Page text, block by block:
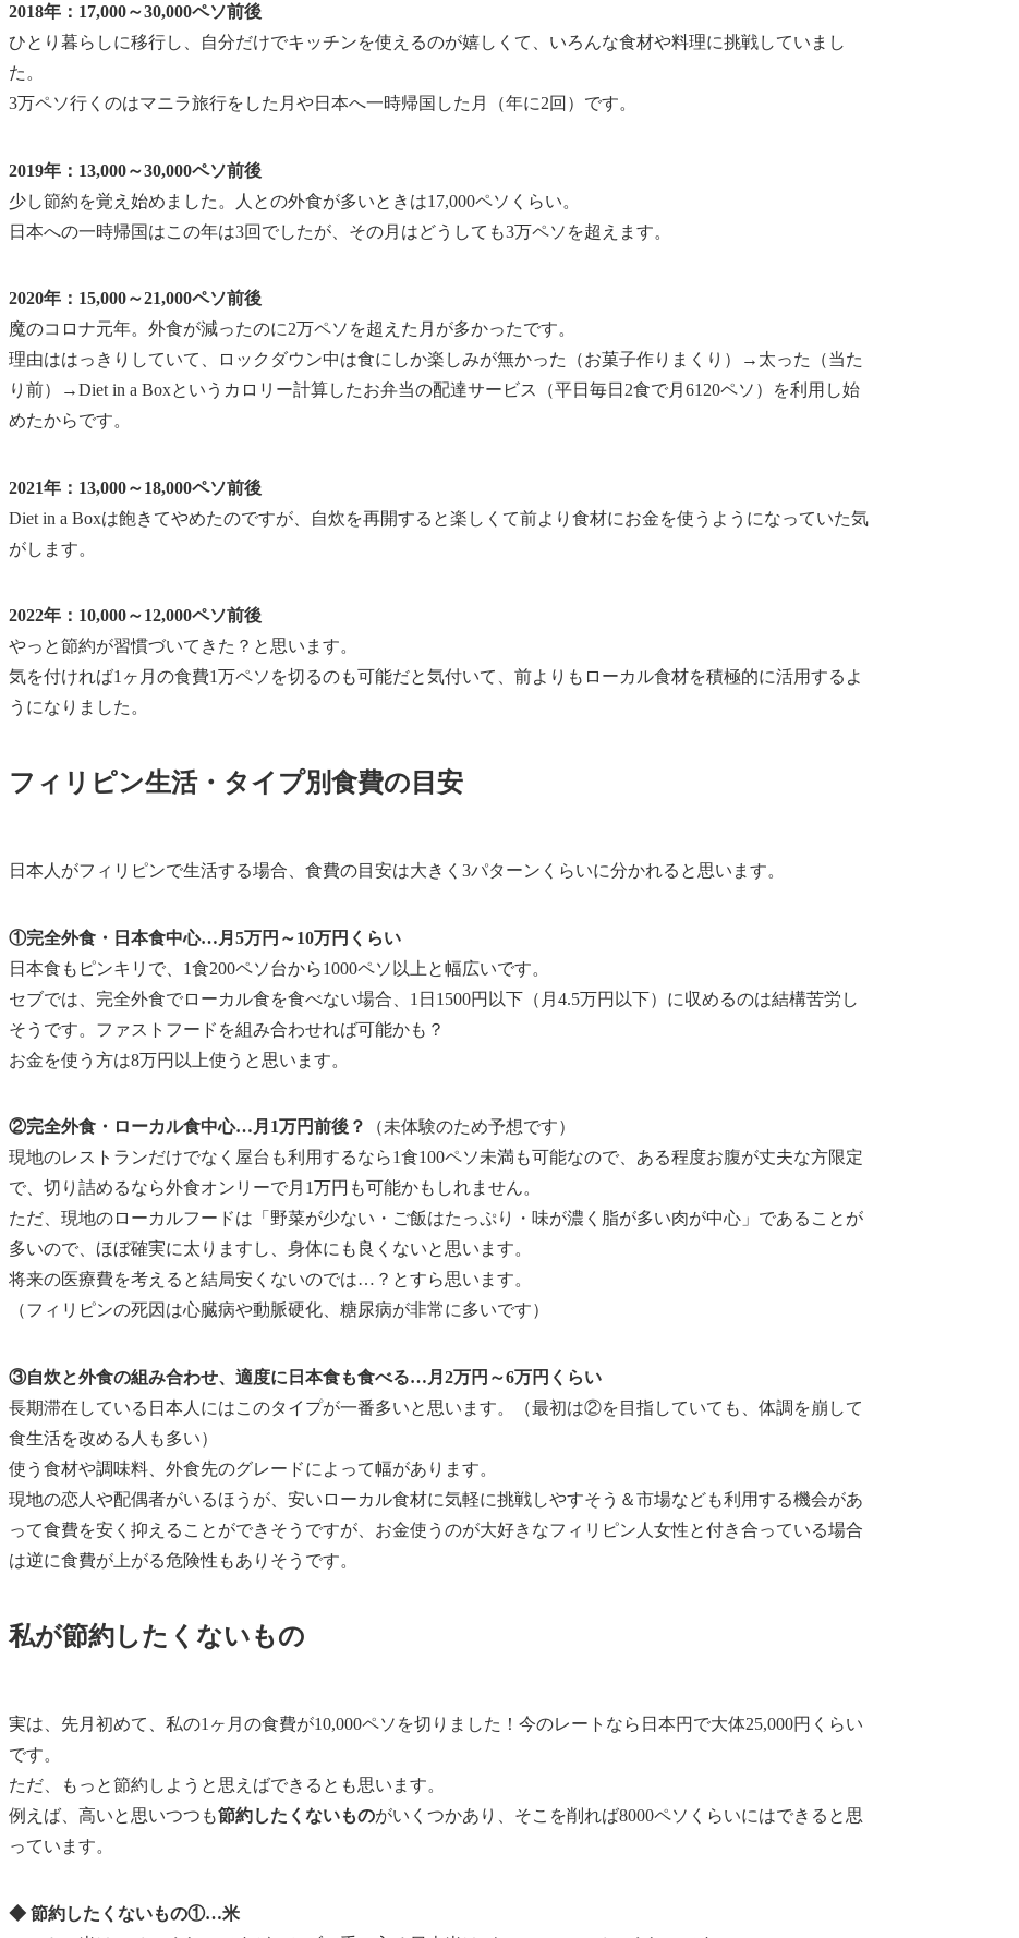
2018年：17,000～30,000ペソ前後
ひとり暮らしに移行し、自分だけでキッチンを使えるのが嬉しくて、いろんな食材や料理に挑戦していまし
た。
3万ペソ行くのはマニラ旅行をした月や日本へ一時帰国した月（年に2回）です。
2019年：13,000～30,000ペソ前後
少し節約を覚え始めました。人との外食が多いときは17,000ペソくらい。
日本への一時帰国はこの年は3回でしたが、その月はどうしても3万ペソを超えます。
2020年：15,000～21,000ペソ前後
魔のコロナ元年。外食が減ったのに2万ペソを超えた月が多かったです。
理由ははっきりしていて、ロックダウン中は食にしか楽しみが無かった
（お菓子作りまくり）→太った（当た
り前）→Diet in a Boxというカロリー計算したお弁当の配達サービス（平日毎日2食で月6120ペソ）を利用し始
めたからです。
2021年：13,000～18,000ペソ前後
Diet in a Boxは飽きてやめたのですが、自炊を再開すると楽しくて前より食材にお金を使うようになっていた気
がします。
2022年：10,000～12,000ペソ前後
やっと節約が習慣づいてきた？と思います。
気を付ければ1ヶ月の食費1万ペソを切るのも可能だと気付いて、前よりもローカル食材を積極的に活用するよ
うになりました。
フィリピン生活・タイプ別食費の目安
日本人がフィリピンで生活する場合、食費の目安は大きく3パターンくらいに分かれると思います。
①完全外食・日本食中心…月5万円～10万円くらい
日本食もピンキリで、1食200ペソ台から1000ペソ以上と幅広いです。
セブでは、完全外食でローカル食を食べない場合、1日1500円以下（月4.5万円以下）に収めるのは結構苦労し
そうです。ファストフードを組み合わせれば可能かも？
お金を使う方は8万円以上使うと思います。
②完全外食・ローカル食中心…月1万円前後？
（未体験のため予想です）
現地のレストランだけでなく屋台も利用するなら1食100ペソ未満も可能なので、ある程度お腹が丈夫な方限定
で、切り詰めるなら外食オンリーで月1万円も可能かもしれません。
ただ、現地のローカルフードは「野菜が少ない・ご飯はたっぷり・味が濃く脂が多い肉が中心」であることが
多いので、 ほぼ確実に太ります し、身体にも良くないと思います。
将来の医療費を考えると結局安くないのでは…？とすら思います。
（フィリピンの死因は心臓病や動脈硬化、糖尿病が非常に多いです）
③自炊と外食の組み合わせ、適度に日本食も食べる…月2万円～6万円くらい
長期滞在している日本人にはこのタイプが一番多いと思います。（最初は②を目指していても、体調を崩して
食生活を改める人も多い）
使う食材や調味料、外食先のグレードによって幅があります。
現地の恋人や配偶者がいるほうが、安いローカル食材に気軽に挑戦しやすそう＆市場なども利用する機会があ
って食費を安く抑えることができそうですが、お金使うのが大好きなフィリピン人女性と付き合っている場合
は逆に食費が上がる危険性もありそうです。
私が節約したくないもの
実は、先月初めて、私の1ヶ月の食費が10,000ペソを切りました！今のレートなら日本円で大体25,000円くらい
です。
ただ、もっと節約しようと思えばできるとも思います。
例えば、高いと思いつつも節約したくないものがいくつかあり、そこを削れば8000ペソくらいにはできると思
っています。
◆ 節約したくないもの①…米